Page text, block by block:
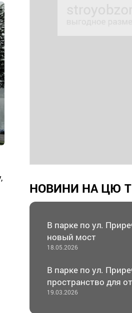
НОВИНИ НА ЦЮ
В парке по ул.
новый мост
18.05.2026
В парке по ул.
пространство для
19.03.2026